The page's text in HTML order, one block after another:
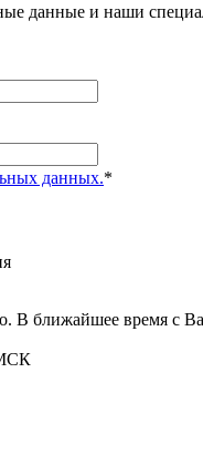
данные и наши
данных.*
В ближайшее время с